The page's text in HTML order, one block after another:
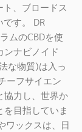
、ブロードス
す。 DR
ムのCBDを使
ンナビノイド
な物質)は入っ
ーフサイエン
協力し、世界か
目指していま
ワックスは、日